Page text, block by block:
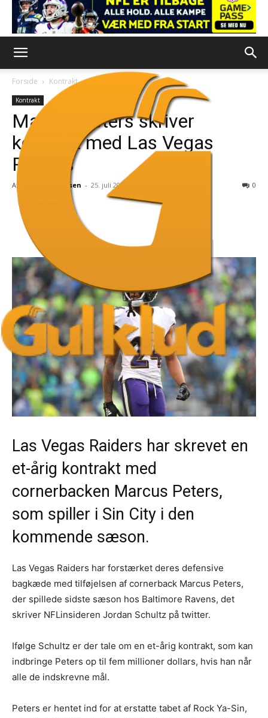
Forside Kontrakt
Kontrakt
Marcus Peters skriver
kontrakt med Las Vegas
Raiders
Af Nichlas Mohrsen - 25. juli 2023 0
Las Vegas Raiders har skrevet en
et-årig kontrakt med
cornerbacken Marcus Peters,
som spiller i Sin City i den
kommende sæson.
Las Vegas Raiders har forstærket deres defensive
bagkæde med tilføjelsen af cornerback Marcus Peters,
der spillede sidste sæson hos Baltimore Ravens, det
skriver NFLinsideren Jordan Schultz på twitter.
Ifølge Schultz er der tale om en et-årig kontrakt, som kan
indbringe Peters op til fem millioner dollars, hvis han når
alle de indskrevne mål.
Peters er hentet ind for at erstatte tabet af Rock Ya-Sin,